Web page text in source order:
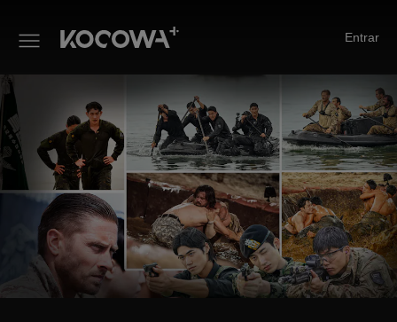
Entrar
Esquadrão de Aço 3